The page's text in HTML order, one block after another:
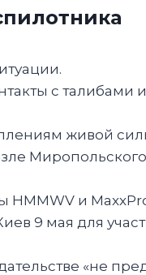
с талибами
живой
и
9 мая для
«не